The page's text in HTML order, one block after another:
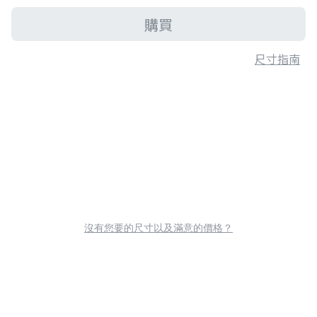
購買
尺寸指南
沒有您要的尺寸以及滿意的價格？